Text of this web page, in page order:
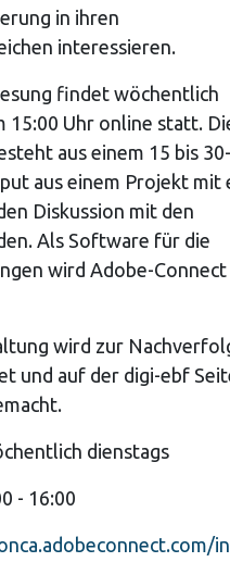
in ihren
interessieren.
findet wöchentlich
15:00 Uhr online statt.
aus einem 15 bis 30-
aus einem Projekt mit
Diskussion mit den
Als Software für die
wird Adobe-Connect
wird zur
und auf der digi-ebf
dienstags
- 16:00